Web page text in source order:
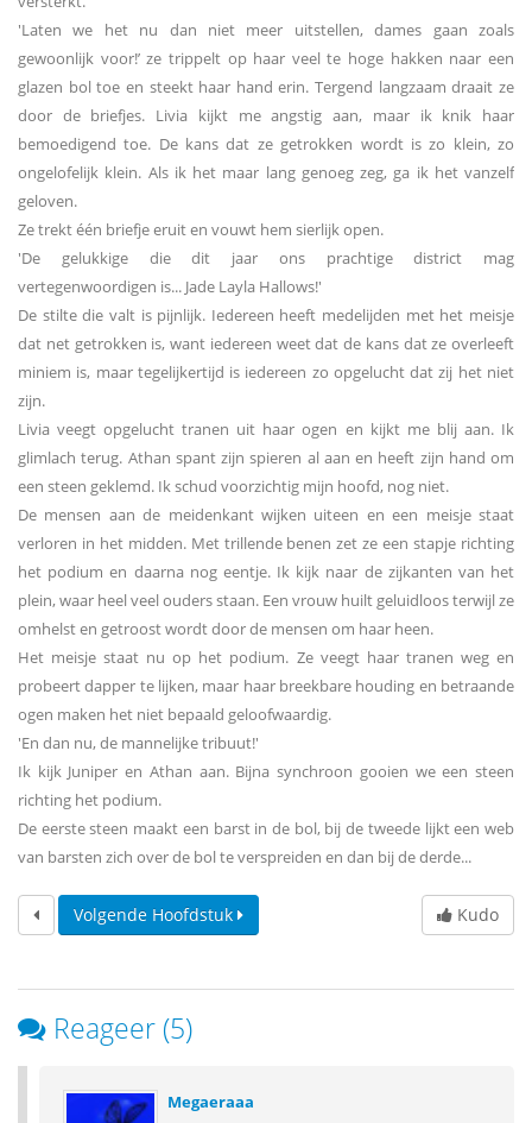
'Laten we het nu dan niet meer uitstellen, dames gaan zoals
gewoonlijk voor!’ ze trippelt op haar veel te hoge hakken naar een
glazen bol toe en steekt haar hand erin. Tergend langzaam draait ze
door de briefjes. Livia kijkt me angstig aan, maar ik knik haar
bemoedigend toe. De kans dat ze getrokken wordt is zo klein, zo
ongelofelijk klein. Als ik het maar lang genoeg zeg, ga ik het vanzelf
geloven.
Ze trekt één briefje eruit en vouwt hem sierlijk open.
'De gelukkige die dit jaar ons prachtige district mag
vertegenwoordigen is... Jade Layla Hallows!'
De stilte die valt is pijnlijk. Iedereen heeft medelijden met het meisje
dat net getrokken is, want iedereen weet dat de kans dat ze overleeft
miniem is, maar tegelijkertijd is iedereen zo opgelucht dat zij het niet
zijn.
Livia veegt opgelucht tranen uit haar ogen en kijkt me blij aan. Ik
glimlach terug. Athan spant zijn spieren al aan en heeft zijn hand om
een steen geklemd. Ik schud voorzichtig mijn hoofd, nog niet.
De mensen aan de meidenkant wijken uiteen en een meisje staat
verloren in het midden. Met trillende benen zet ze een stapje richting
het podium en daarna nog eentje. Ik kijk naar de zijkanten van het
plein, waar heel veel ouders staan. Een vrouw huilt geluidloos terwijl ze
omhelst en getroost wordt door de mensen om haar heen.
Het meisje staat nu op het podium. Ze veegt haar tranen weg en
probeert dapper te lijken, maar haar breekbare houding en betraande
ogen maken het niet bepaald geloofwaardig.
'En dan nu, de mannelijke tribuut!'
Ik kijk Juniper en Athan aan. Bijna synchroon gooien we een steen
richting het podium.
De eerste steen maakt een barst in de bol, bij de tweede lijkt een web
van barsten zich over de bol te verspreiden en dan bij de derde...
Kudo
Volgende Hoofdstuk
Reageer (5)
Megaeraaa